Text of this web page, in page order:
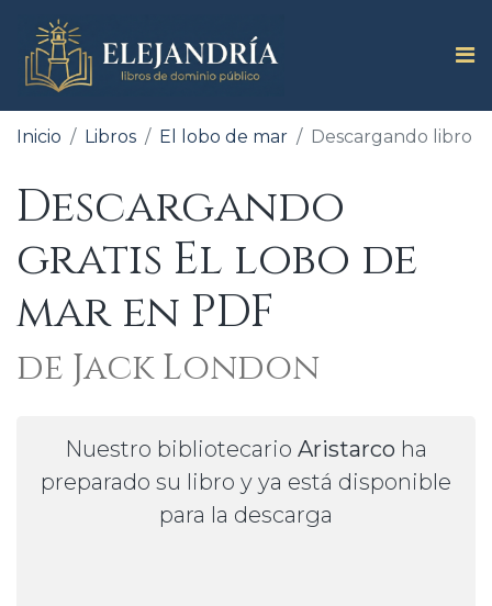
Inicio Libros El lobo de mar Descargando libro
Descargando
gratis El lobo de
mar en PDF
de Jack London
Nuestro bibliotecario Aristarco ha
preparado su libro y ya está disponible
para la descarga